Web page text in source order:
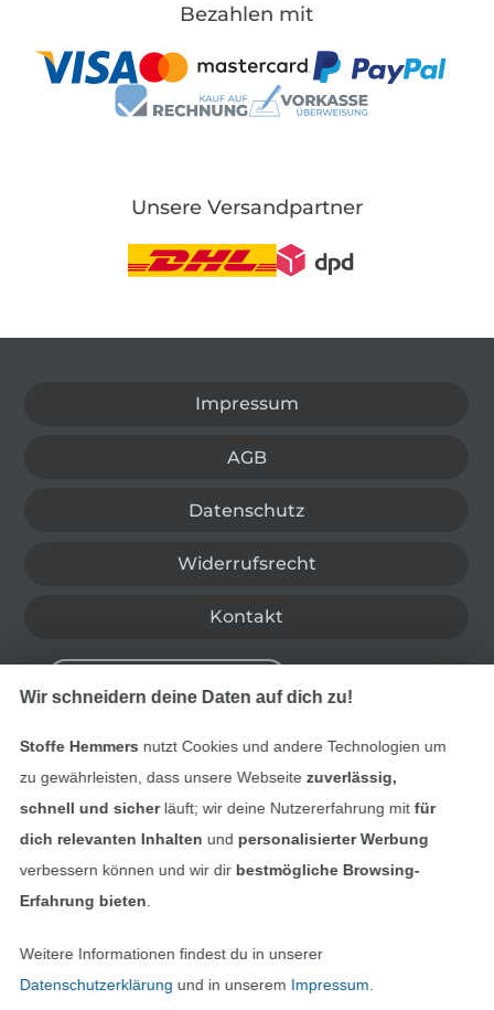
Bezahlen mit
Unsere Versandpartner
Impressum
AGB
Datenschutz
Widerrufsrecht
Kontakt
Finde mehr Inspiration
Wir schneidern deine Daten auf dich zu!
Stoffe Hemmers nutzt Cookies und andere Technologien um
zu gewährleisten, dass unsere Webseite zuverlässig,
schnell und sicherläuft; wir deine Nutzererfahrung mitfür
dich relevanten Inhalten und personalisierter Werbung
verbessern können und wir dir bestmögliche Browsing-
Erfahrung bieten
Weitere Informationen findest du in unserer
Datenschutzerklärung und in unserem Impressum